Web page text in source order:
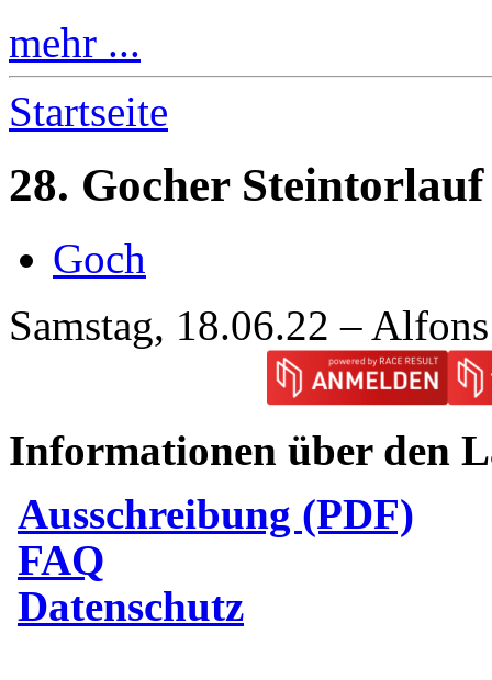
mehr ...
Startseite
28. Gocher Steintorlauf
Goch
Samstag, 18.06.22 –
Informationen über den
Ausschreibung (PDF)
FAQ
Datenschutz